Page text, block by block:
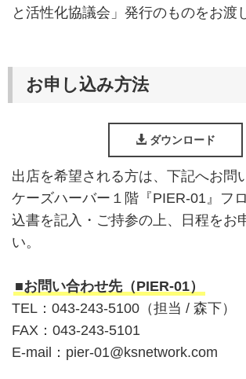
と活性化協議会」発行のものをお渡
お申し込み方法
ダウンロード
出店を希望される方は、下記へお問
ケーズハーバー１階『PIER-01』フ
込書を記入・ご持参の上、日程をお
い。
■お問い合わせ先（PIER-01）
TEL：043-243-5100（担当 / 森下）
FAX：043-243-5101
E-mail：pier-01@ksnetwork.com